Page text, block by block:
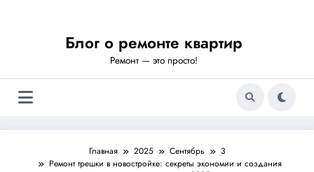
Блог о ремонте квартир
Ремонт — это просто!
Главная 2025 Сентябрь
3
Ремонт трешки в новостройке: секреты экономии и создания